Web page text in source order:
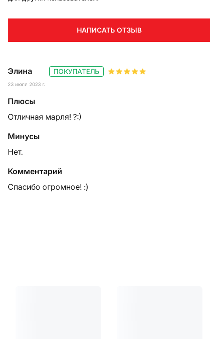
Элина
23 июля 2023 г.
ПОКУПАТЕЛЬ
Плюсы
Отличная марля! ?:)
Минусы
Нет.
Комментарий
Спасибо огромное! :)
НАПИСАТЬ ОТЗЫВ